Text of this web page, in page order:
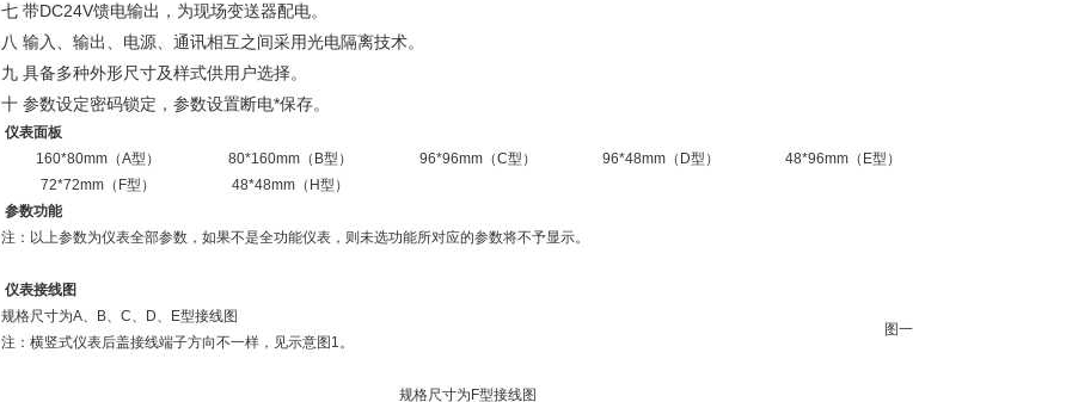
七 带DC24V馈电输出，为现场变送器配电。
八 输入、输出、电源、通讯相互之间采用光电隔离技术。
九 具备多种外形尺寸及样式供用户选择。
十 参数设定密码锁定，参数设置断电*保存。
仪表面板
160*80mm（A型）
80*160mm（B型） 96*96mm（C型） 96*48mm（D型）
48*96mm（E型）
72*72mm（F型）
48*48mm（H型）
参数功能
注：以上参数为仪表全部参数，如果不是全功能仪表，则未选功能所对应的参数将不予显示。
仪表接线图
规格尺寸为A、B、C、D、E型接线图
注：横竖式仪表后盖接线端子方向不一样，见示意图1。
图一
规格尺寸为F型接线图